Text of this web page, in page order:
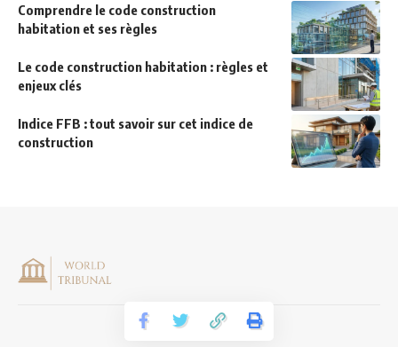
Comprendre le code construction
habitation et ses règles
Le code construction habitation : règles et
enjeux clés
Indice FFB : tout savoir sur cet indice de
construction
Mentions légales|CONTACT